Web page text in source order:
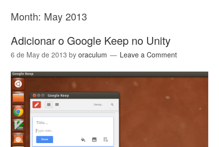
Month: May 2013
Adicionar o Google Keep no Unity
6 de May de 2013 byoraculum Leave a Comment